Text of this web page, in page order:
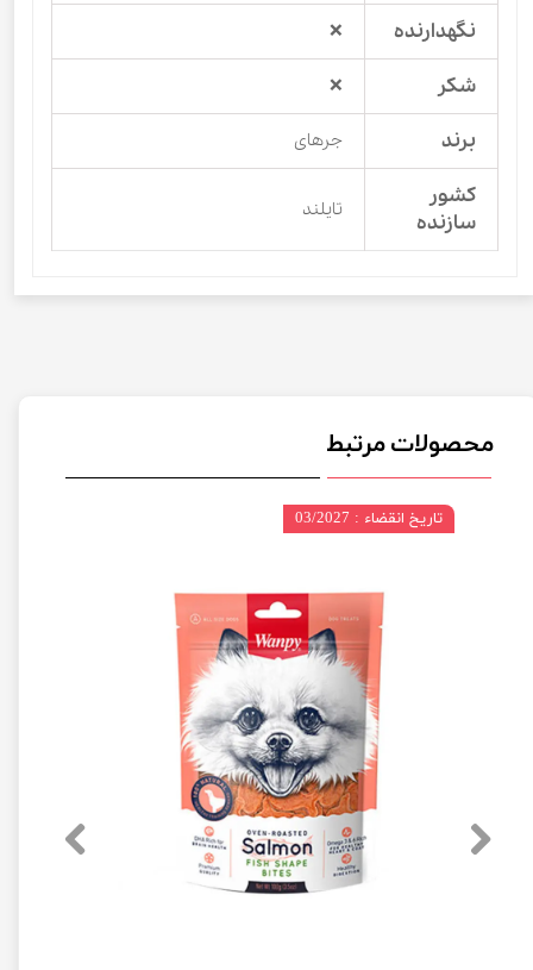
نگهدارنده ❌
شکر ❌
برند جرهای
کشور
سازنده
تایلند
محصولات مرتبط
تاریخ انقضاء : 03/2027